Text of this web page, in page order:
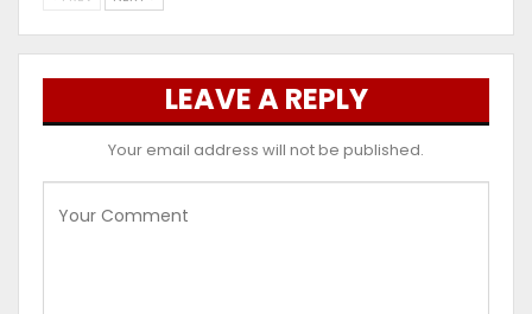
LEAVE A REPLY
Your email address will not be published.